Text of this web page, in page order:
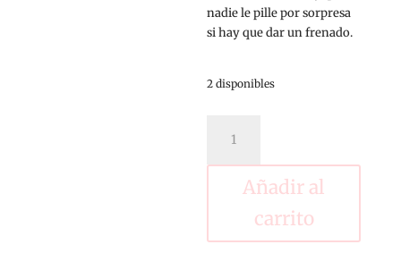
nadie le pille por sorpresa
si hay que dar un frenado.
2 disponibles
coche
"si
animal
Añadir al
carrito